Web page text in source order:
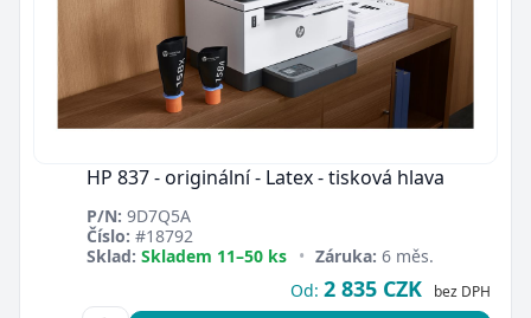
HP 837 - originální - Latex - tisková hlava
P/N: 9D7Q5A
Číslo: #18792
Sklad: Skladem 11–50 ks • Záruka: 6 měs.
Od: 2 835 CZK bez DPH